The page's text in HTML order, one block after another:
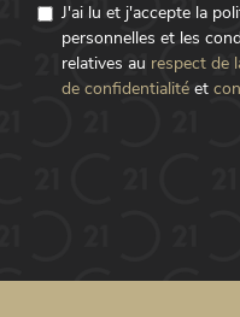
J'ai lu et j'accepte la
personnelles et les
relatives au respect de
de confidentialité et